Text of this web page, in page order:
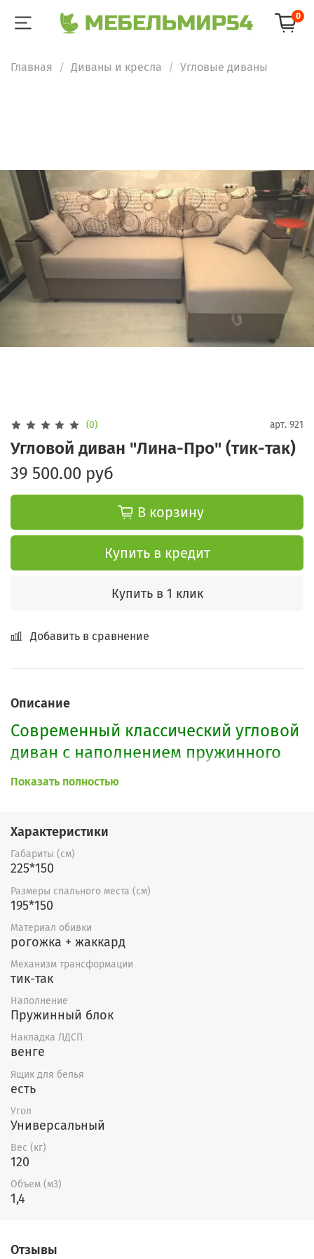
0
Главная Диваны и кресла Угловые диваны
(0) арт. 921
Угловой диван "Лина-Про" (тик-так)
39 500.00 руб
В корзину
Купить в кредит
Купить в 1 клик
Добавить в сравнение
Описание
Современный классический угловой
диван с наполнением пружинного
блока Боннель. Небольшие
кровать.
По Вашему желанию возможно
изменение размеров, форм
подлокотников, наполнения и
расцветки.
Показать полностью
Характеристики
Габариты (см)
225*150
Размеры спального места (см)
195*150
Материал обивки
рогожка + жаккард
Механизм трансформации
тик-так
Наполнение
Пружинный блок
Накладка ЛДСП
венге
Ящик для белья
есть
Угол
Универсальный
Вес (кг)
120
Объем (м3)
1,4
Отзывы